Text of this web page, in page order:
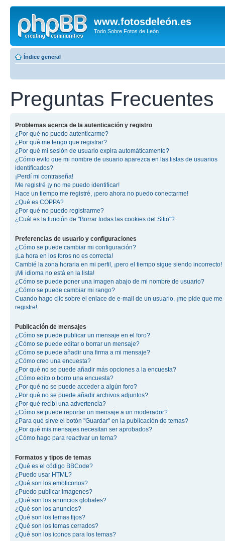
www.fotosdeleón.es
Todo Sobre Fotos de León
Índice general
Preguntas Frecuentes
Problemas acerca de la autenticación y registro
¿Por qué no puedo autenticarme?
¿Por qué me tengo que registrar?
¿Por qué mi sesión de usuario expira automáticamente?
¿Cómo evito que mi nombre de usuario aparezca en las listas de usuarios
identificados?
¡Perdí mi contraseña!
Me registré ¡y no me puedo identificar!
Hace un tiempo me registré, ¡pero ahora no puedo conectarme!
¿Qué es COPPA?
¿Por qué no puedo registrarme?
¿Cuál es la función de "Borrar todas las cookies del Sitio"?
Preferencias de usuario y configuraciones
¿Cómo se puede cambiar mi configuración?
¡La hora en los foros no es correcta!
Cambié la zona horaria en mi perfil, ¡pero el tiempo sigue siendo incorrecto!
¡Mi idioma no está en la lista!
¿Cómo se puede poner una imagen abajo de mi nombre de usuario?
¿Cómo se puede cambiar mi rango?
Cuando hago clic sobre el enlace de e-mail de un usuario, ¡me pide que me
registre!
Publicación de mensajes
¿Cómo se puede publicar un mensaje en el foro?
¿Cómo se puede editar o borrar un mensaje?
¿Cómo se puede añadir una firma a mi mensaje?
¿Cómo creo una encuesta?
¿Por qué no se puede añadir más opciones a la encuesta?
¿Cómo edito o borro una encuesta?
¿Por qué no se puede acceder a algún foro?
¿Por qué no se puede añadir archivos adjuntos?
¿Por qué recibí una advertencia?
¿Cómo se puede reportar un mensaje a un moderador?
¿Para qué sirve el botón "Guardar" en la publicación de temas?
¿Por qué mis mensajes necesitan ser aprobados?
¿Cómo hago para reactivar un tema?
Formatos y tipos de temas
¿Qué es el código BBCode?
¿Puedo usar HTML?
¿Qué son los emoticonos?
¿Puedo publicar imagenes?
¿Qué son los anuncios globales?
¿Qué son los anuncios?
¿Qué son los temas fijos?
¿Qué son los temas cerrados?
¿Qué son los iconos para los temas?